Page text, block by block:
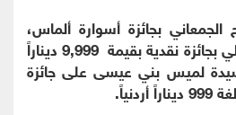
بجائزة أسوارة ألماس،
وفاز السيد عثمان المجالي بجائزة نقدية بقيمة 9,999 ديناراً
لميس بني عيسى على جائزة